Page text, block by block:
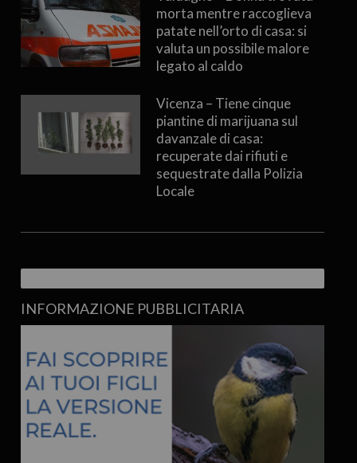
morta mentre raccoglieva
patate nell’orto di casa: si
valuta un possibile malore
legato al caldo
Vicenza – Tiene cinque
piantine di marijuana sul
davanzale di casa:
recuperate dai rifiuti e
sequestrate dalla Polizia
Locale
INFORMAZIONE PUBBLICITARIA